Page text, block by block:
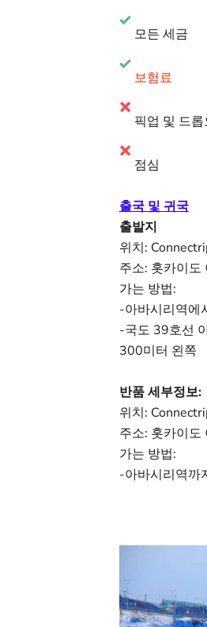
모든 세금
보험료
픽업 및 드
점심
출국 및 귀국
출발지
위치:
주소: 홋카이
가는 방법:
-아바시리역에
-국도 39호선
300미터 왼쪽
반품 세부정보:
위치:
주소: 홋카이
가는 방법:
-아바시리역까